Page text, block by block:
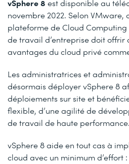
vSphere 8 est disponible au
novembre 2022. Selon VMware,
plateforme de Cloud
de travail d’entreprise doit offrir
avantages du cloud privé
Les administratrices et
désormais déployer vSphere 8
déploiements sur site et
flexible, d’une agilité de
de travail de haute performance.
vSphere 8 aide en tout cas à
cloud avec un minimum d’effort :